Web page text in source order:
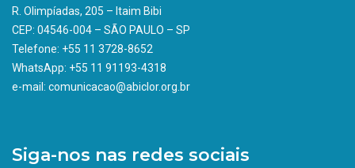
R. Olimpíadas, 205 – Itaim Bibi
CEP: 04546-004 – SÃO PAULO – SP
Telefone: +55 11 3728-8652
WhatsApp: +55 11 91193-4318
e-mail: comunicacao@abiclor.org.br
Siga-nos nas redes sociais